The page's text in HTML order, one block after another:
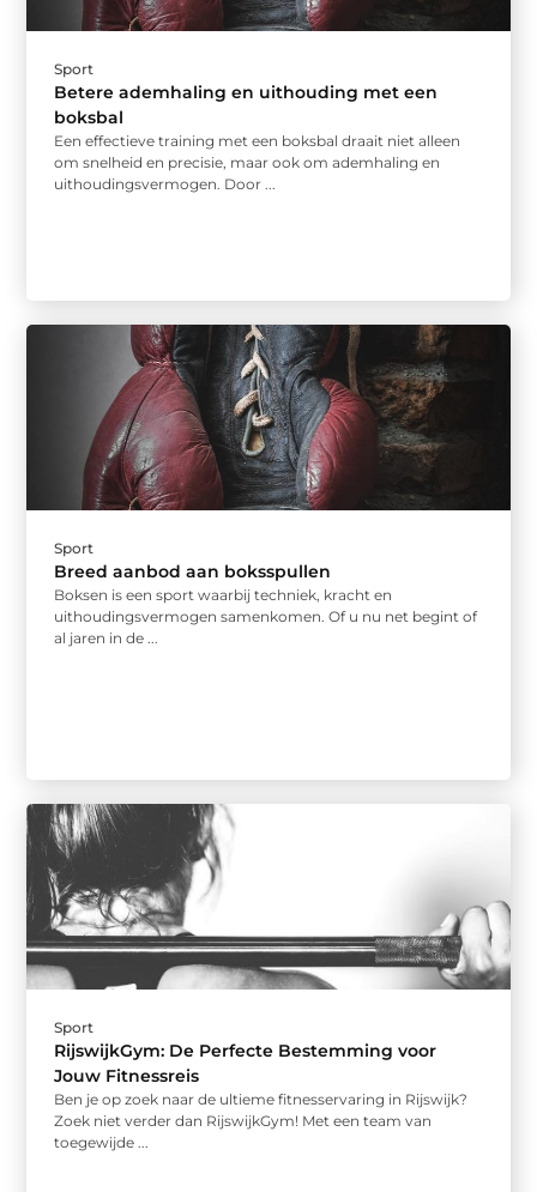
Sport
Betere ademhaling en uithouding met een
boksbal
Een effectieve training met een boksbal draait niet alleen
om snelheid en precisie, maar ook om ademhaling en
uithoudingsvermogen. Door ...
Sport
Breed aanbod aan boksspullen
Boksen is een sport waarbij techniek, kracht en
uithoudingsvermogen samenkomen. Of u nu net begint of
al jaren in de ...
Sport
RijswijkGym: De Perfecte Bestemming voor
Jouw Fitnessreis
Ben je op zoek naar de ultieme fitnesservaring in Rijswijk?
Zoek niet verder dan RijswijkGym! Met een team van
toegewijde ...